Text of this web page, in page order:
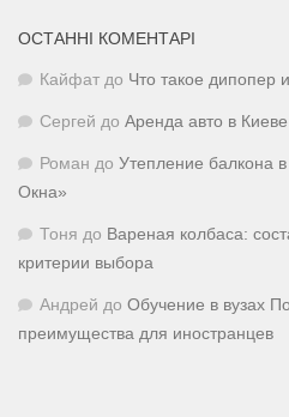
ОСТАННІ КОМЕНТАРІ
Кайфат до Что такое дипопер
Сергей до Аренда авто в
Роман до Утепление балкона
Окна»
Тоня до Вареная колбаса:
критерии выбора
Андрей до Обучение в вузах
преимущества для иностранцев